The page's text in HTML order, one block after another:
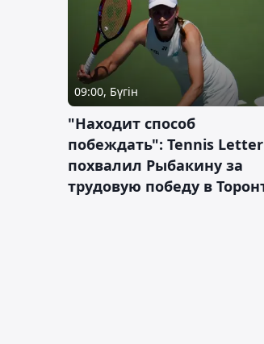
09:00, Бүгін
"Находит способ
побеждать": Tennis Letter
похвалил Рыбакину за
трудовую победу в